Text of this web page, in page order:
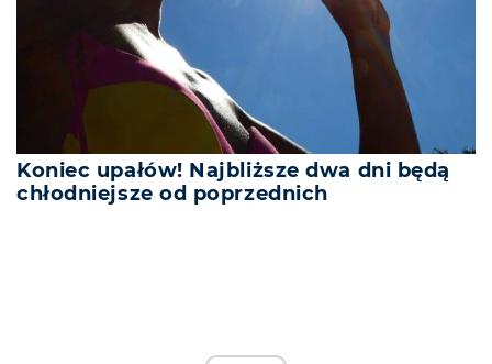
Koniec upałów! Najbliższe dwa dni będą
chłodniejsze od poprzednich